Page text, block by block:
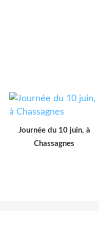
Journée du 10 juin, à
Chassagnes